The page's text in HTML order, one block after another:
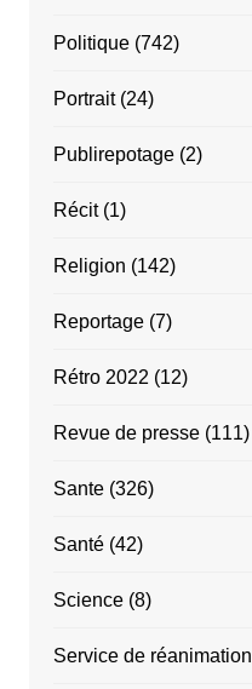
Politique(742)
Portrait(24)
Publirepotage(2)
Récit(1)
Religion (142)
Reportage(7)
Rétro 2022 (12)
Revue de presse(111)
Sante(326)
Santé(42)
Science(8)
Service de réanimation